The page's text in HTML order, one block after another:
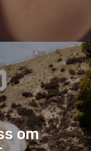
om